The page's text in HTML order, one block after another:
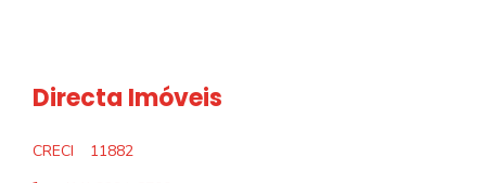
Directa Imóveis
CRECI
11882